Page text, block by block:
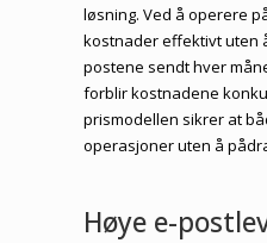
løsning. Ved å operere
kostnader effektivt uten
postene sendt hver
forblir kostnadene
prismodellen sikrer at
operasjoner uten å
Høye e-